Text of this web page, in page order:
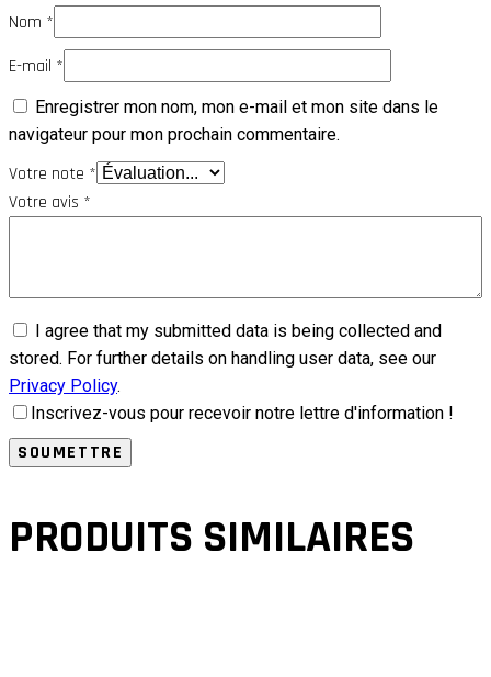
Nom *
E-mail *
Enregistrer mon nom, mon e-mail et mon site dans le
navigateur pour mon prochain commentaire.
Votre note *
Votre avis *
I agree that my submitted data is being collected and
stored. For further details on handling user data, see our
Privacy Policy.
Inscrivez-vous pour recevoir notre lettre d'information !
PRODUITS SIMILAIRES